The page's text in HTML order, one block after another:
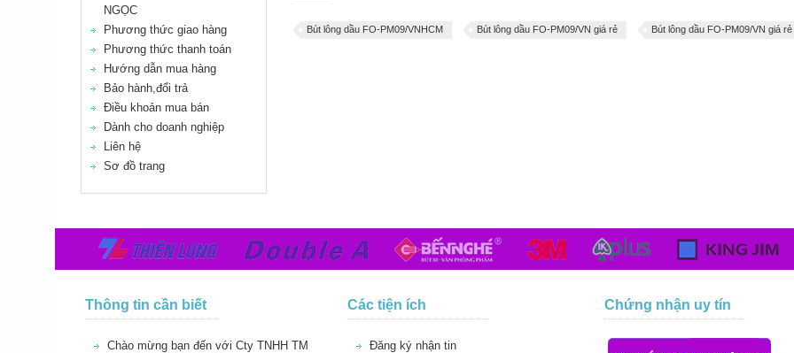
NGỌC
Phương thức giao hàng
Phương thức thanh toán
Hướng dẫn mua hàng
Bảo hành,đổi trả
Điều khoản mua bán
Dành cho doanh nghiệp
Liên hệ
Sơ đồ trang
Bút lông dầu FO-PM09/VNHCM Bút lông dầu FO-PM09/VN giá rẻ Bút lông dầu FO-PM09/VN giá rẻ
Thông tin cần biết
Chào mừng bạn đến với Cty TNHH TM
Các tiện ích
Đăng ký nhận tin
Chứng nhận uy tín